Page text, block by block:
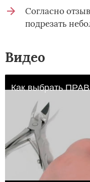
Согласно
подрезать
Видео